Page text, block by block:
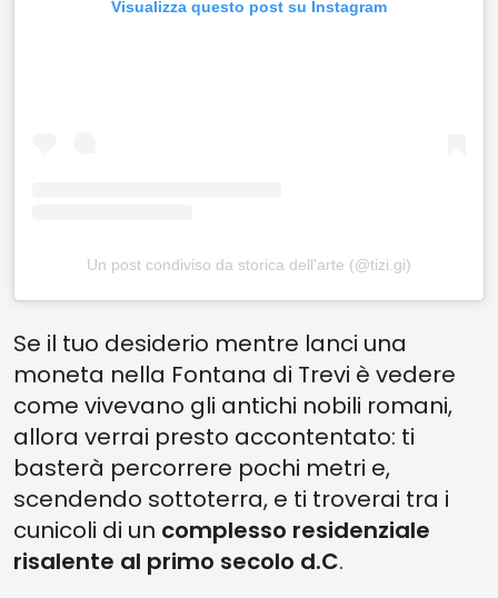
Visualizza questo post su Instagram
Un post condiviso da storica dell'arte (@tizi.gi)
Se il tuo desiderio mentre lanci una
moneta nella Fontana di Trevi è vedere
come vivevano gli antichi nobili romani,
allora verrai presto accontentato: ti
basterà percorrere pochi metri e,
scendendo sottoterra, e ti troverai tra i
cunicoli di un complesso residenziale
risalente al primo secolo d.C.